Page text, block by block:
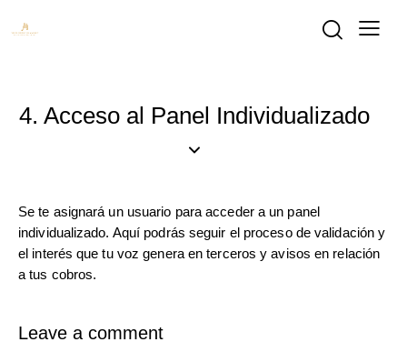
4. Acceso al Panel Individualizado
Se te asignará un usuario para acceder a un panel
individualizado. Aquí podrás seguir el proceso de validación y
el interés que tu voz genera en terceros y avisos en relación
a tus cobros.
Leave a comment